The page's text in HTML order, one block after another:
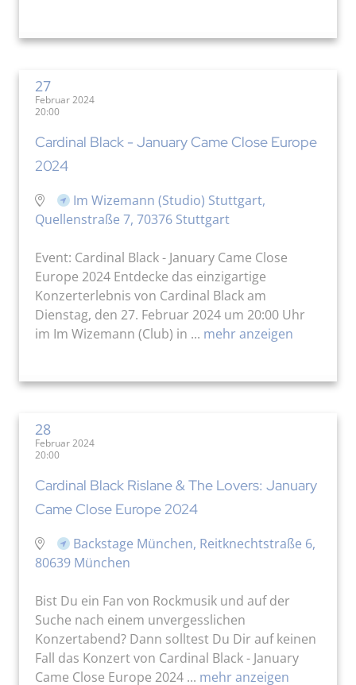
27
Februar 2024
20:00
Cardinal Black - January Came Close Europe
2024
Im Wizemann (Studio) Stuttgart,
Quellenstraße 7, 70376 Stuttgart
Event: Cardinal Black - January Came Close
Europe 2024 Entdecke das einzigartige
Konzerterlebnis von Cardinal Black am
Dienstag, den 27. Februar 2024 um 20:00 Uhr
im Im Wizemann (Club) in ... mehr anzeigen
28
Februar 2024
20:00
Cardinal Black Rislane & The Lovers: January
Came Close Europe 2024
Backstage München, Reitknechtstraße 6,
80639 München
Bist Du ein Fan von Rockmusik und auf der
Suche nach einem unvergesslichen
Konzertabend? Dann solltest Du Dir auf keinen
Fall das Konzert von Cardinal Black - January
Came Close Europe 2024 ... mehr anzeigen